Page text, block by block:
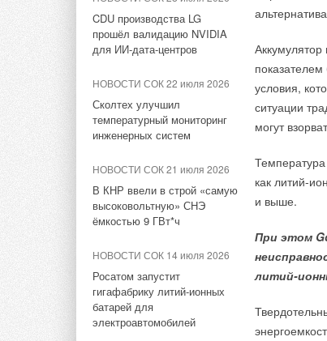
CDU производства LG
прошёл валидацию NVIDIA
для ИИ-дата-центров
НОВОСТИ СОК 22 июля 2026
Сколтех улучшил
температурный мониторинг
инженерных систем
НОВОСТИ СОК 21 июля 2026
В КНР ввели в строй «самую
высоковольтную» СНЭ
ёмкостью 9 ГВт*ч
НОВОСТИ СОК 14 июля 2026
Росатом запустит
гигафабрику литий-ионных
батарей для
электроавтомобилей
условия,
ситуации
могут
как литий-
и выше.
При этом
литий-
НОВОСТИ СОК 23 июля 2026
В Дагестане ввели вторую
очередь крупнейшей в
НОВОСТИ СОК 22 июля 2026
LONGi вновь установила
мировой рекорд
солнечных элементов —
35,5%
НОВОСТИ СОК 22 июля 2026
1 ГВт морской
ветроэнергетики за полгода
на
и имеет
в проливе.
стальной
Как
много,
Waveswing
важен в
мощность.
ИСТОЧНИК:
Генераторы, электроснабжение
Aquatherm Almaty 2026:
ключевая платформа для
развития инженерных систем
Центральной Азии
НОВОСТИ СОК 17 июля 2026
Впервые на Heat&Power:
Форум «Собственная
генерация»
НОВОСТИ СОК 10 июля 2026
Всемирный день холода
(World Refrigeration Day)
представил сообщество
НОВОСТИ СОК 2 июля 2026
Как «Русклимат» формирует
новые стандарты в ОВКЭС
1100 кВт и
1000 кВт.
Компания